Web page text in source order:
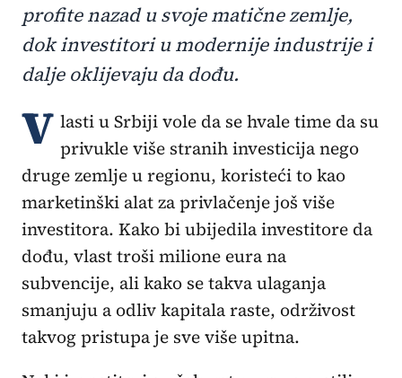
profite nazad u svoje matične zemlje,
dok investitori u modernije industrije i
dalje oklijevaju da dođu.
V lasti u Srbiji vole da se hvale time da su
privukle više stranih investicija nego
druge zemlje u regionu, koristeći to kao
marketinški alat za privlačenje još više
investitora. Kako bi ubijedila investitore da
dođu, vlast troši milione eura na
subvencije, ali kako se takva ulaganja
smanjuju a odliv kapitala raste, održivost
takvog pristupa je sve više upitna.